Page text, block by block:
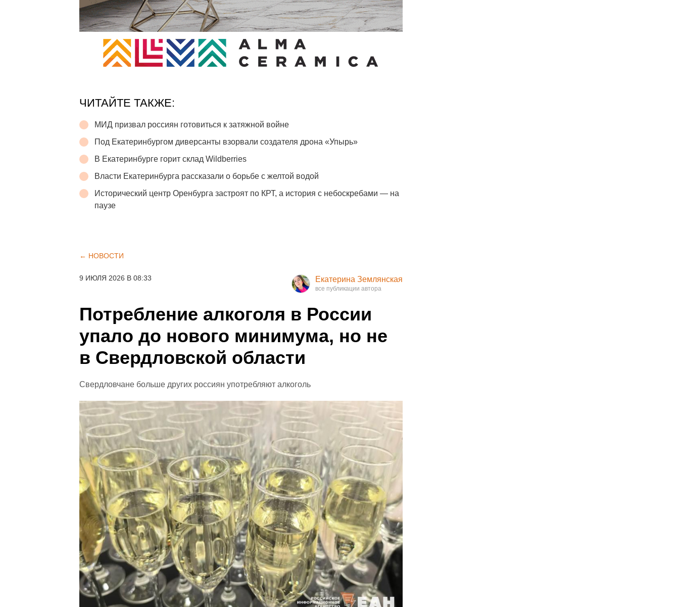
ЧИТАЙТЕ ТАКЖЕ:
МИД призвал россиян готовиться к затяжной войне
Под Екатеринбургом диверсанты взорвали создателя дрона «Упырь»
В Екатеринбурге горит склад Wildberries
Власти Екатеринбурга рассказали о борьбе с желтой водой
Исторический центр Оренбурга застроят по КРТ, а история с небоскребами — на
паузе
← НОВОСТИ
9 ИЮЛЯ 2026 В 08:33 Екатерина Землянская
Потребление алкоголя в России
упало до нового минимума, но не
в Свердловской области
Свердловчане больше других россиян употребляют алкоголь